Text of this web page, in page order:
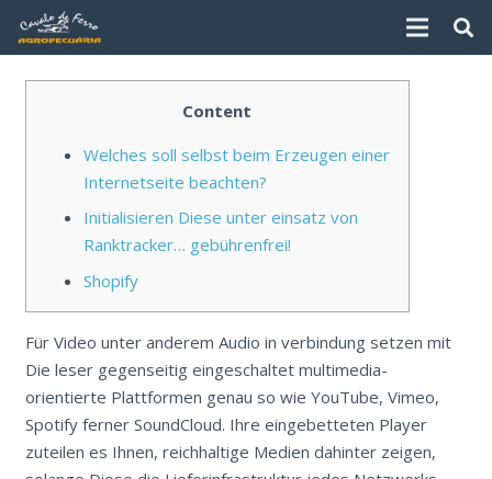
Content
Welches soll selbst beim Erzeugen einer
Internetseite beachten?
Initialisieren Diese unter einsatz von
Ranktracker… gebührenfrei!
Shopify
Für Video unter anderem Audio in verbindung setzen mit
Die leser gegenseitig eingeschaltet multimedia-
orientierte Plattformen genau so wie YouTube, Vimeo,
Spotify ferner SoundCloud. Ihre eingebetteten Player
zuteilen es Ihnen, reichhaltige Medien dahinter zeigen,